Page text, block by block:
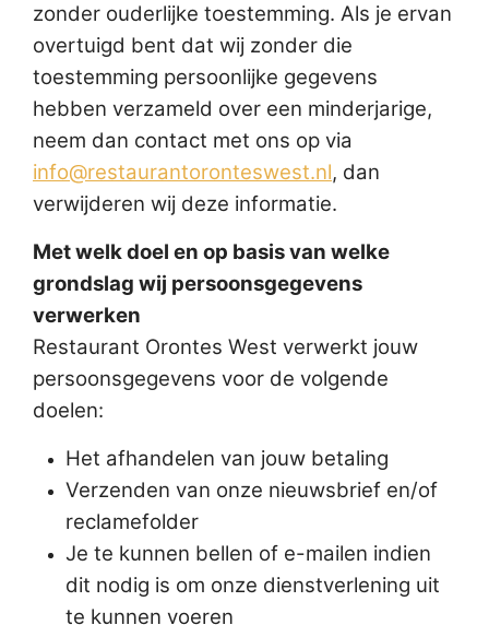
zonder ouderlijke toestemming. Als je ervan
overtuigd bent dat wij zonder die
toestemming persoonlijke gegevens
hebben verzameld over een minderjarige,
neem dan contact met ons op via
info@restaurantoronteswest.nl, dan
verwijderen wij deze informatie.
Met welk doel en op basis van welke
grondslag wij persoonsgegevens
verwerken
Restaurant Orontes West verwerkt jouw
persoonsgegevens voor de volgende
doelen:
Het afhandelen van jouw betaling
Verzenden van onze nieuwsbrief en/of
reclamefolder
Je te kunnen bellen of e-mailen indien
dit nodig is om onze dienstverlening uit
te kunnen voeren